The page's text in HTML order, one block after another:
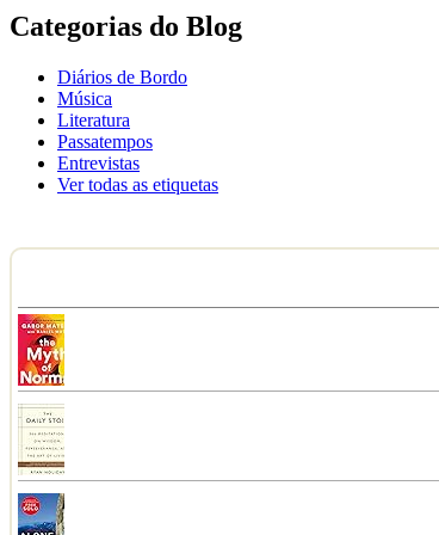
Categorias do Blog
Diários de Bordo
Música
Literatura
Passatempos
Entrevistas
Ver todas as etiquetas